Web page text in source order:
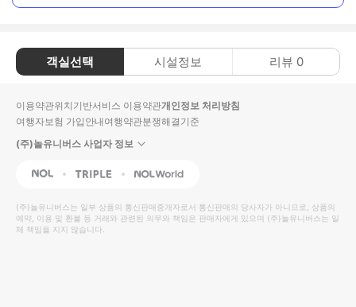
객실선택 시설정보 리뷰 0
이용약관위치기반서비스 이용약관개인정보 처리방침
여행자보험 가입안내여행약관분쟁해결기준
(주)놀유니버스 사업자 정보
NOL Triple Interpark Global
(주)놀유니버스는 일부 상품의 통신판매중개자로서 통신판매의 당사자가 아니므로, 상품의
예약, 이용 및 환불 등 거래와 관련된 의무와 책임은 판매자에게 있으며 (주)놀유니버스는 일
체 책임을 지지 않습니다.